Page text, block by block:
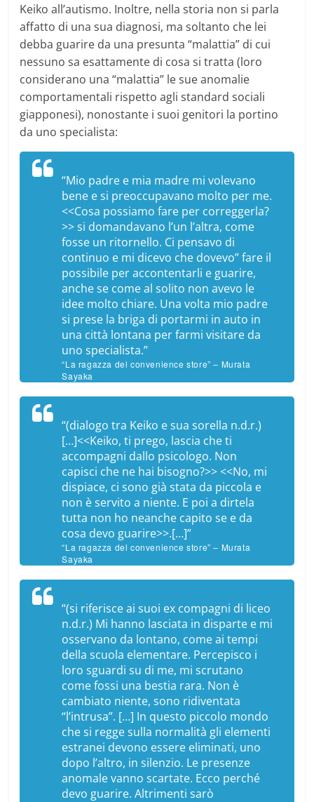
Keiko all’autismo. Inoltre, nella storia non si parla
affatto di una sua diagnosi, ma soltanto che lei
debba guarire da una presunta “malattia” di cui
nessuno sa esattamente di cosa si tratta (loro
considerano una “malattia” le sue anomalie
comportamentali rispetto agli standard sociali
giapponesi), nonostante i suoi genitori la portino
da uno specialista:
“Mio padre e mia madre mi volevano
bene e si preoccupavano molto per me.
<<Cosa possiamo fare per correggerla?
>> si domandavano l’un l’altra, come
fosse un ritornello. Ci pensavo di
continuo e mi dicevo che dovevo” fare il
possibile per accontentarli e guarire,
anche se come al solito non avevo le
idee molto chiare. Una volta mio padre
si prese la briga di portarmi in auto in
una città lontana per farmi visitare da
uno specialista.”
“La ragazza del convenience store” – Murata
Sayaka
“(dialogo tra Keiko e sua sorella n.d.r.)
[…]<<Keiko, ti prego, lascia che ti
accompagni dallo psicologo. Non
capisci che ne hai bisogno?>> <<No, mi
dispiace, ci sono già stata da piccola e
non è servito a niente. E poi a dirtela
tutta non ho neanche capito se e da
cosa devo guarire>>.[…]”
“La ragazza del convenience store” – Murata
Sayaka
“(si riferisce ai suoi ex compagni di liceo
n.d.r.) Mi hanno lasciata in disparte e mi
osservano da lontano, come ai tempi
della scuola elementare. Percepisco i
loro sguardi su di me, mi scrutano
come fossi una bestia rara. Non è
cambiato niente, sono ridiventata
“l’intrusa”. […] In questo piccolo mondo
che si regge sulla normalità gli elementi
estranei devono essere eliminati, uno
dopo l’altro, in silenzio. Le presenze
anomale vanno scartate. Ecco perché
devo guarire. Altrimenti sarò